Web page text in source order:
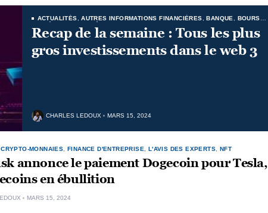
ACTUALITÉS ,AUTRES INFORMATIONS FINANCIÈRES ,BANQUE
BOURSE
NFT
Recap de la semaine : Tous les plus
gros investissements dans le web 3
CHARLES LEDOUX MARS 15, 2024
,CRYPTO-MONNAIES ,FINANCE D'ENTREPRISE L'AVIS DES EXPERTS NFT
annonce le paiement Dogecoin pour Tesla,
en ébullition
MARS 15, 2024